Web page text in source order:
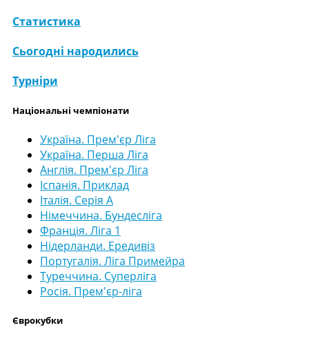
Статистика
Сьогодні народились
Турніри
Національні чемпіонати
Україна. Прем'єр Ліга
Україна. Перша Ліга
Англія. Прем'єр Ліга
Іспанія. Приклад
Італія. Серія А
Німеччина. Бундесліга
Франція. Ліга 1
Нідерланди. Ередивіз
Португалія. Ліга Примейра
Туреччина. Суперліга
Росія. Прем'єр-ліга
Єврокубки